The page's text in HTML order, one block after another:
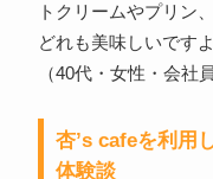
トクリームやプリン
どれも美味しいです
（40代・女性・会社
杏’s cafeを利用
体験談